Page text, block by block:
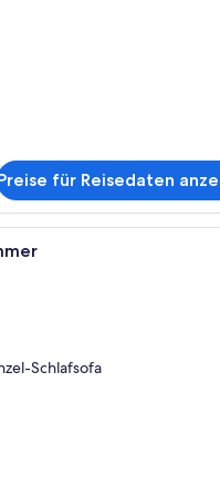
für Reisedaten
gerahmten Bild an der Wand.
einem Fernseher und
Ein Hotelzimmer mit
Schlafsofa